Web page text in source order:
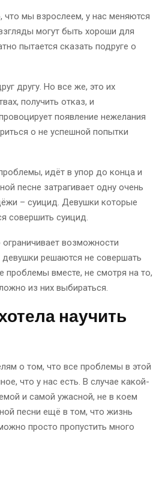
что мы взрослеем, у нас меняются
могут быть хороши для
пытается сказать подруге о
другу. Но все же, это их
получить отказ, и
появление нежелания
о не успешной попытки
идёт в упор до конца и
песне затрагивает одну очень
– суицид. Девушки которые
совершить суицид.
ограничивает возможности
решаются не совершать
проблемы вместе, не смотря на то,
из них выбираться.
научить
о том, что все проблемы в этой
что у нас есть. В случае какой-
и самой ужасной, не в коем
песни ещё в том, что жизнь
просто пропустить много